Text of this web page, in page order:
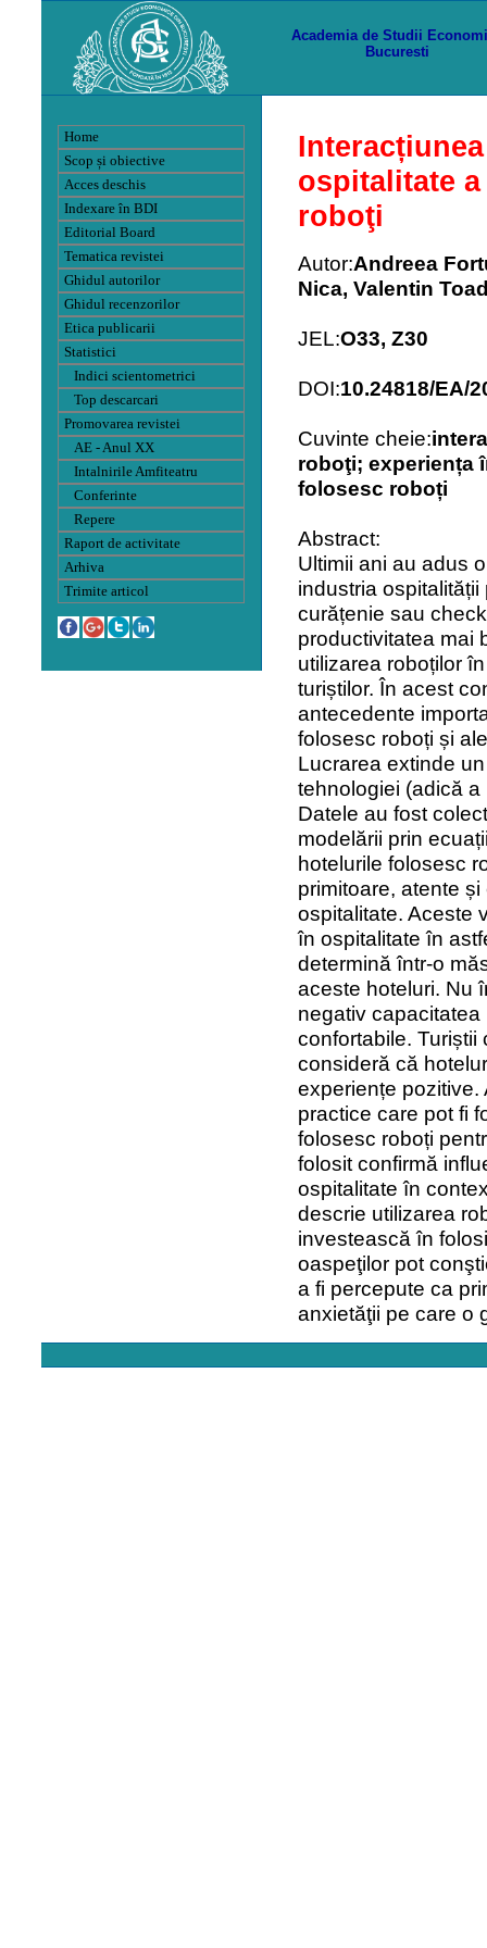
Academia de Studii
Bucuresti
Home
Scop și obiective
Acces deschis
Indexare în BDI
Editorial Board
Tematica revistei
Ghidul autorilor
Ghidul recenzorilor
Etica publicarii
Statistici
Indici scientometrici
Top descarcari
Promovarea revistei
AE - Anul XX
Intalnirile Amfiteatru
Conferinte
Repere
Raport de activitate
Arhiva
Trimite articol
ospitalitate
roboţi
Autor:Andreea
Nica, Valentin
JEL:O33, Z30
DOI:10.24818/EA/
Cuvinte cheie:
roboţi; experiența
folosesc roboți
Abstract:
Ultimii ani au adus
industria
curățenie sau
productivitatea mai
utilizarea roboților
turiștilor. În acest
antecedente
folosesc roboți și
Lucrarea extinde
tehnologiei (adică
Datele au fost
modelării prin
hotelurile folosesc
primitoare, atente
ospitalitate. Aceste
în ospitalitate în
determină într-o
aceste hoteluri. Nu
negativ
confortabile.
consideră că
experiențe pozitive.
practice care pot fi
folosesc roboți
folosit confirmă
ospitalitate în
descrie utilizarea
investească în
oaspeţilor pot
a fi percepute ca
anxietăţii pe care o